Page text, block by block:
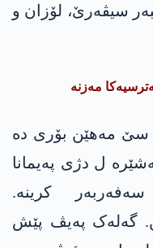
سیڤەرێ، لۆزان و
مەزنە
سێ مەھێن بۆری دە
ل دژی پەیمانا
کرینە.
گەلەک پەیڤ پێش